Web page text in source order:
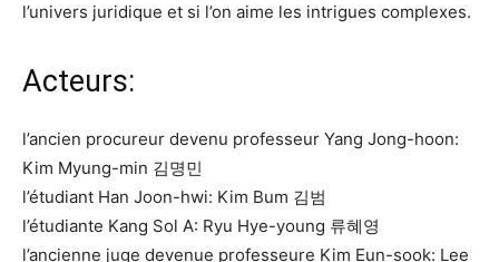
l’univers juridique et si l’on aime les intrigues complexes.
Acteurs:
l’ancien procureur devenu professeur Yang Jong-hoon:
Kim Myung-min 김명민
l’étudiant Han Joon-hwi: Kim Bum 김범
l’étudiante Kang Sol A: Ryu Hye-young 류혜영
l’ancienne juge devenue professeure Kim Eun-sook: Lee